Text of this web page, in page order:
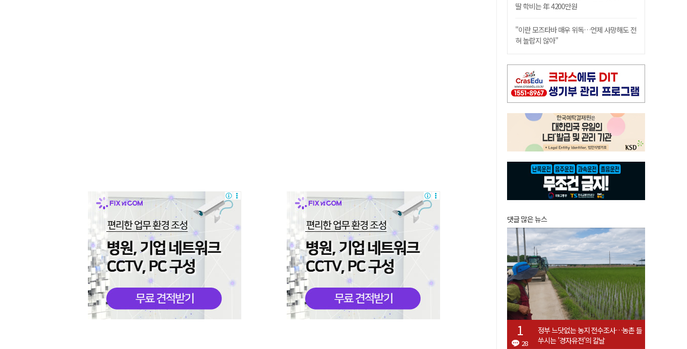
딸 학비는 年 4200만원
"이란 모즈타바 매우 위독…언제 사망해도 전
혀 놀랍지 않아"
댓글 많은 뉴스
28
정부 느닷없는 농지 전수조사…농촌 들
쑤시는 '경자유전'의 칼날